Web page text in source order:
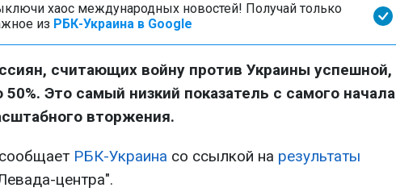
хаос международных новостей! Получай только
из РБК-Украина в Google
считающих войну против Украины успешной,
50%. Это самый низкий показатель с самого начала
вторжения.
РБК-Украина со ссылкой на результаты
центра".